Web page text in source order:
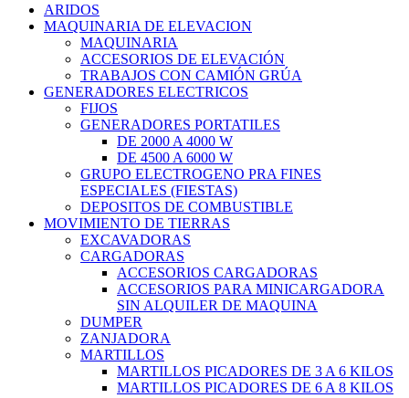
ARIDOS
MAQUINARIA DE ELEVACION
MAQUINARIA
ACCESORIOS DE ELEVACIÓN
TRABAJOS CON CAMIÓN GRÚA
GENERADORES ELECTRICOS
FIJOS
GENERADORES PORTATILES
DE 2000 A 4000 W
DE 4500 A 6000 W
GRUPO ELECTROGENO PRA FINES
ESPECIALES (FIESTAS)
DEPOSITOS DE COMBUSTIBLE
MOVIMIENTO DE TIERRAS
EXCAVADORAS
CARGADORAS
ACCESORIOS CARGADORAS
ACCESORIOS PARA MINICARGADORA
SIN ALQUILER DE MAQUINA
DUMPER
ZANJADORA
MARTILLOS
MARTILLOS PICADORES DE 3 A 6 KILOS
MARTILLOS PICADORES DE 6 A 8 KILOS